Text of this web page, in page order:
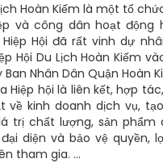
Hoàn Kiếm là một tổ
và công dân hoạt động
Hội đã rất vinh dự
Hội Du Lịch Hoàn Kiếm
Ban Nhân Dân Quận Hoàn
Hiệp hội là liên kết, hợp
về kinh doanh dịch vụ,
trị chất lượng, sản phẩm
diện và bảo vệ quyền,
tham gia. ...